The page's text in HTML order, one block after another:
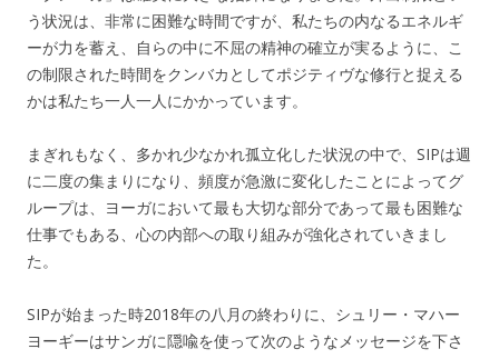
う状況は、非常に困難な時間ですが、私たちの内なるエネルギ
ーが力を蓄え、自らの中に不屈の精神の確立が実るように、こ
の制限された時間をクンバカとしてポジティヴな修行と捉える
かは私たち一人一人にかかっています。
まぎれもなく、多かれ少なかれ孤立化した状況の中で、SIPは週
に二度の集まりになり、頻度が急激に変化したことによってグ
ループは、ヨーガにおいて最も大切な部分であって最も困難な
仕事でもある、心の内部への取り組みが強化されていきまし
た。
SIPが始まった時2018年の八月の終わりに、シュリー・マハー
ヨーギーはサンガに隠喩を使って次のようなメッセージを下さ